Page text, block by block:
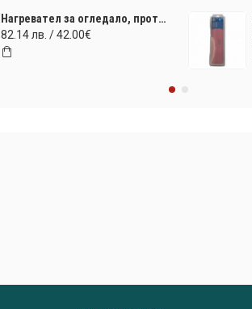
Нагревател за огледало, противозамъгляващ ILO Technology 275x625mm (220V) 38 W
82.14 лв. / 42.00€